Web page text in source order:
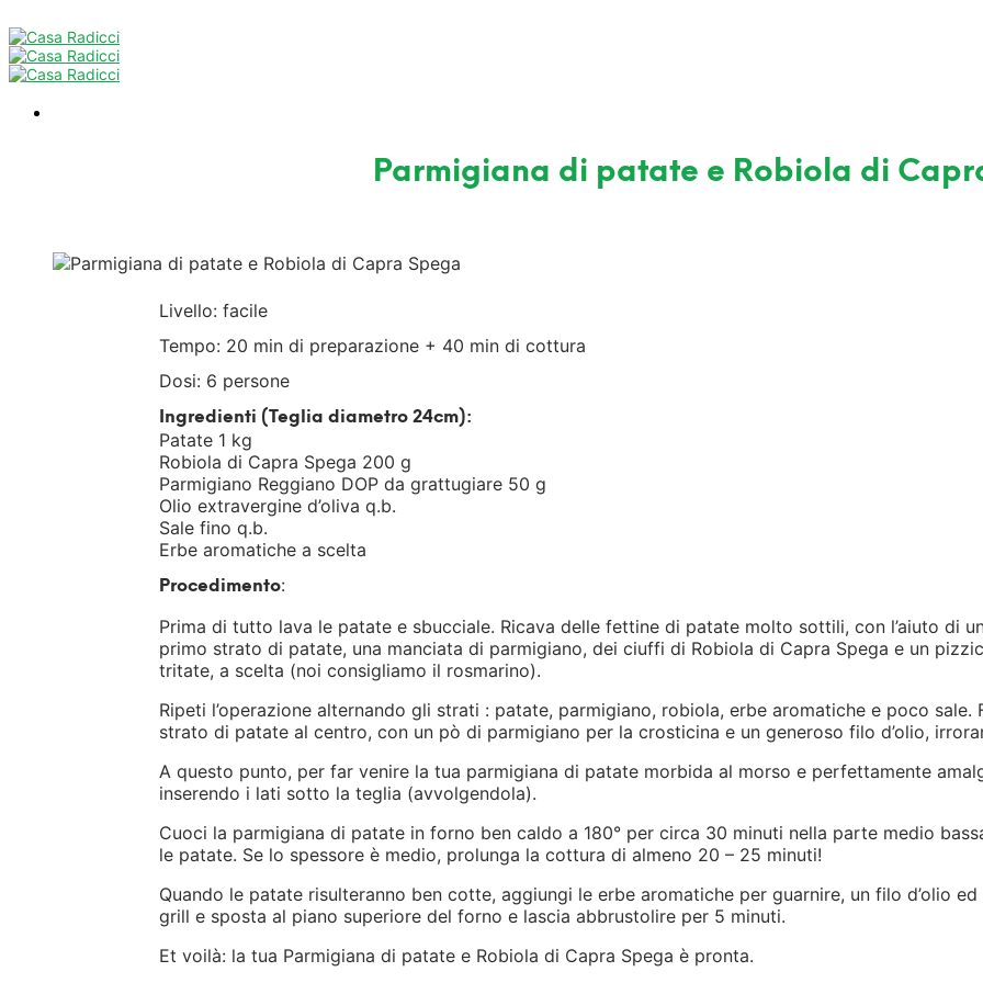
Parmigiana di patate e Robiola di
Livello: facile
Tempo: 20 min di preparazione + 40 min di cottura
Dosi: 6 persone
Ingredienti (Teglia diametro 24cm):
Patate 1 kg
Robiola di Capra Spega 200 g
Parmigiano Reggiano DOP da grattugiare 50 g
Olio extravergine d’oliva q.b.
Sale fino q.b.
Erbe aromatiche a scelta
Procedimento:
Prima di tutto lava le patate e sbucciale. Ricava delle fettine di patate molto sottili, con l’aiuto di
primo strato di patate, una manciata di parmigiano, dei ciuffi di Robiola di Capra Spega e un
tritate, a scelta (noi consigliamo il rosmarino).
Ripeti l’operazione alternando gli strati : patate, parmigiano, robiola, erbe aromatiche e poco
strato di patate al centro, con un pò di parmigiano per la crosticina e un generoso filo d’olio,
A questo punto, per far venire la tua parmigiana di patate morbida al morso e perfettamente
inserendo i lati sotto la teglia (avvolgendola).
Cuoci la parmigiana di patate in forno ben caldo a 180° per circa 30 minuti nella parte medio
le patate. Se lo spessore è medio, prolunga la cottura di almeno 20 – 25 minuti!
Quando le patate risulteranno ben cotte, aggiungi le erbe aromatiche per guarnire, un filo d’olio
grill e sposta al piano superiore del forno e lascia abbrustolire per 5 minuti.
Et voilà: la tua Parmigiana di patate e Robiola di Capra Spega è pronta.